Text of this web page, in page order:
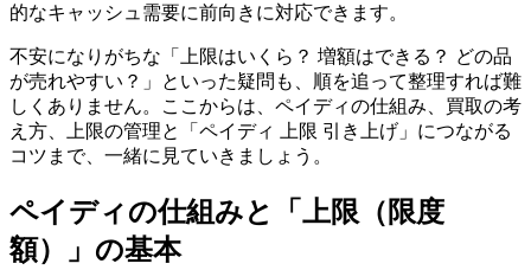
的なキャッシュ需要に前向きに対応できます。
不安になりがちな「上限はいくら？ 増額はできる？ どの品
が売れやすい？」といった疑問も、順を追って整理すれば難
しくありません。ここからは、ペイディの仕組み、買取の考
え方、上限の管理と「ペイディ 上限 引き上げ」につながる
コツまで、一緒に見ていきましょう。
ペイディの仕組みと「上限（限度
額）」の基本